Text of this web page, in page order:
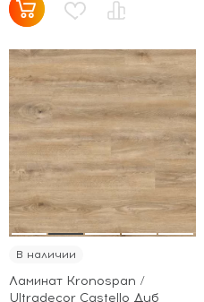
В наличии
Ламинат Kronospan /
Ultradecor Castello Дуб